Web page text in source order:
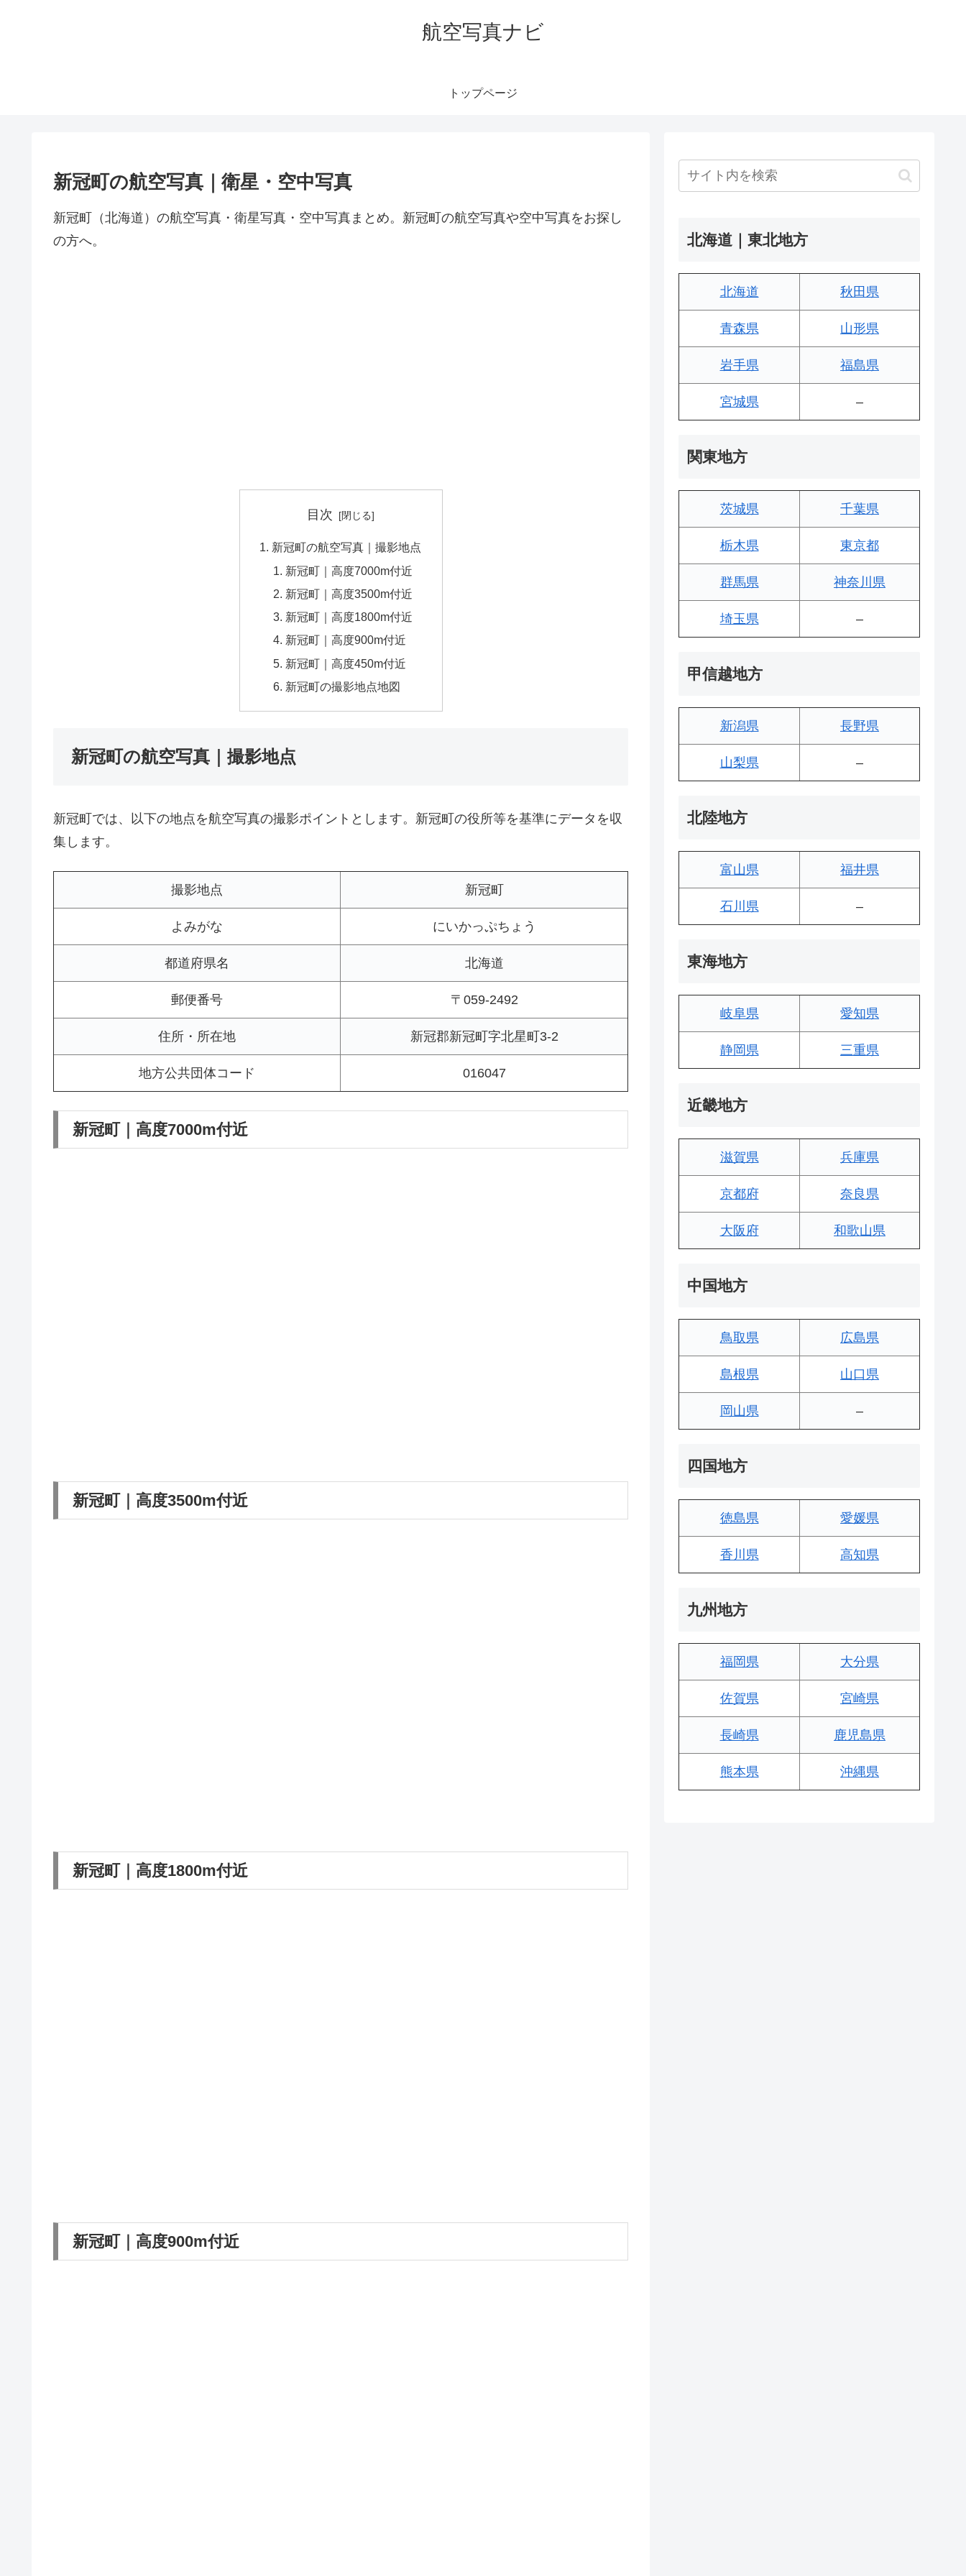
航空写真ナビ
トップページ
新冠町の航空写真｜衛星・空中写真
新冠町（北海道）の航空写真・衛星写真・空中写真まとめ。新冠町の航空写真や空中写真をお探し
の方へ。
目次
新冠町の航空写真｜撮影地点
新冠町｜高度7000m付近
新冠町｜高度3500m付近
新冠町｜高度1800m付近
新冠町｜高度900m付近
新冠町｜高度450m付近
新冠町の撮影地点地図
新冠町の航空写真｜撮影地点
新冠町では、以下の地点を航空写真の撮影ポイントとします。新冠町の役所等を基準にデータを収
集します。
撮影地点 新冠町
よみがな にいかっぷちょう
都道府県名 北海道
郵便番号 〒059-2492
住所・所在地 新冠郡新冠町字北星町3-2
地方公共団体コード 016047
新冠町｜高度7000m付近
新冠町｜高度3500m付近
新冠町｜高度1800m付近
新冠町｜高度900m付近
北海道｜東北地方
北海道 秋田県
青森県 山形県
岩手県 福島県
宮城県 –
関東地方
茨城県 千葉県
栃木県 東京都
群馬県 神奈川県
埼玉県 –
甲信越地方
新潟県 長野県
山梨県 –
北陸地方
富山県 福井県
石川県 –
東海地方
岐阜県 愛知県
静岡県 三重県
近畿地方
滋賀県 兵庫県
京都府 奈良県
大阪府 和歌山県
中国地方
鳥取県 広島県
島根県 山口県
岡山県 –
四国地方
徳島県 愛媛県
香川県 高知県
九州地方
福岡県 大分県
佐賀県 宮崎県
長崎県 鹿児島県
熊本県 沖縄県